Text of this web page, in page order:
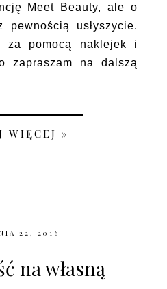
Meet Beauty, ale o
usłyszycie.
za pomocą naklejek i
zapraszam na dalszą
WIĘCEJ »
22, 2016
na własną